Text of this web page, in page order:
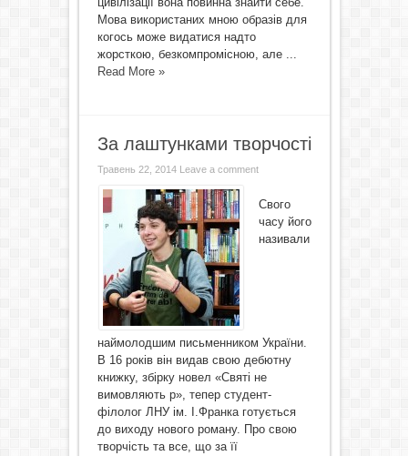
Мова використаних мною образів для
когось може видатися надто
жорсткою, безкомпромісною, але ...
Read More »
За лаштунками творчості
Травень 22, 2014 Leave a comment
Свого
часу його
називали
наймолодшим письменником України.
В 16 років він видав свою дебютну
книжку, збірку новел «Святі не
вимовляють р», тепер студент-
філолог ЛНУ ім. І.Франка готується
до виходу нового роману. Про свою
творчість та все, що за її